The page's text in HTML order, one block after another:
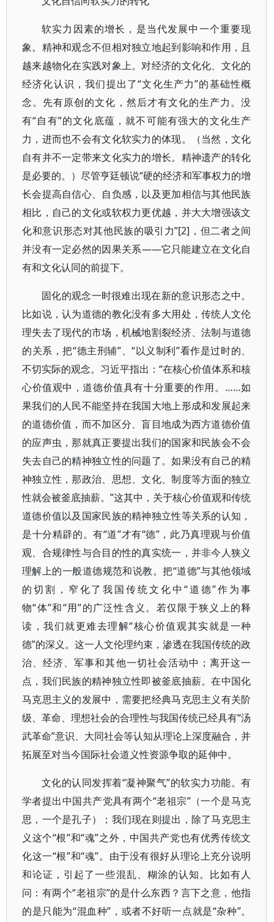
软实力因素的增长，是当代发展中一个重要现
象。精神和观念不但相对独立地起到影响和作用，且
越来越物化在实践对象上。对经济的文化化、文化的
经济化认识，我们提出了“文化生产力”的基础性概
念。先有原创的文化，然后才有文化的生产力。没
有“自有”的文化底蕴，就不可能有强大的文化生产
力，进而也不会有文化软实力的体现。（当然，文化
自有并不一定带来文化实力的增长。精神遗产的转化
是必要的。）尽管亨廷顿说“硬的经济和军事权力的增
长会提高自信心、自负感，以及更加相信与其他民族
相比，自己的文化或软权力更优越，并大大增强该文
化和意识形态对其他民族的吸引力”[2]，但二者之间
并没有一定必然的因果关系——它只能建立在文化自
有和文化认同的前提下。
固化的观念一时很难出现在新的意识形态之中。
比如说，认为道德的教化没有多大用处，传统人文伦
理失去了现代的市场，机械地割裂经济、法制与道德
的关系，把“德主刑辅”、“以义制利”看作是过时的、
不切实际的观念。习近平指出：“在核心价值体系和核
心价值观中，道德价值具有十分重要的作用。……如
果我们的人民不能坚持在我国大地上形成和发展起来
的道德价值，而不加区分、盲目地成为西方道德价值
的应声虫，那就真正要提出我们的国家和民族会不会
失去自己的精神独立性的问题了。如果没有自己的精
神独立性，那政治、思想、文化、制度等方面的独立
性就会被釜底抽薪。”这其中，关于核心价值观和传统
道德价值以及国家民族的精神独立性等关系的认知，
是十分精辟的。有“道”才有“德”，此乃真理观与价值
观、合规律性与合目的性的真实统一，并非今人狭义
理解上的一般道德规范和说教。把“道德”与其他领域
的切割，窄化了我国传统文化中“道德”作为事
物“体”和“用”的广泛性含义。若仅限于狭义上的释
读，我们就更难去理解“核心价值观其实就是一种
德”的深义。这一人文伦理约束，渗透在我国传统的政
治、经济、军事和其他一切社会活动中；离开这一
点，我们民族的精神独立性即被釜底抽薪。在中国化
马克思主义的发展中，需要把经典马克思主义有关阶
级、革命、理想社会的合理性与我国传统已经具有“汤
武革命”意识、大同社会等认知从理论上深度融合，并
拓展至对当今国际社会道义性资源争取的延伸中。
文化的认同发挥着“凝神聚气”的软实力功能。有
学者提出中国共产党具有两个“老祖宗”（一个是马克
思，一个是孔子）；我们现在则提出，除了马克思主
义这个“根”和“魂”之外，中国共产党也有优秀传统文
化这一“根”和“魂”。由于没有很好从理论上充分说明
和论证，引起了一些混乱、糊涂的认知。比如有人
问：有两个“老祖宗”的是什么东西？言下之意，他指
的是只能为“混血种”，或者不好听一点就是“杂种”。